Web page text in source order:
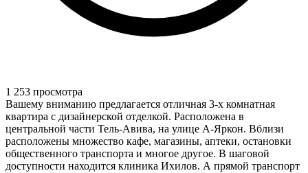
1 253 просмотра
Вашему вниманию предлагается отличная 3-х комнатная
квартира с дизайнерской отделкой. Расположена в
центральной части Тель-Авива, на улице А-Яркон. Вблизи
расположены множество кафе, магазины, аптеки, остановки
общественного транспорта и многое другое. В шаговой
доступности находится клиника Ихилов. А прямой транспорт